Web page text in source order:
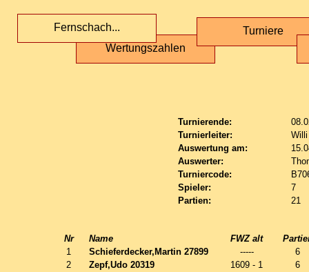
Wertungszahlen
Fernschach... Turniere
Turnierende:
Turnierleiter:
Auswertung am:
Auswerter:
Turniercode:
Spieler:
7
Partien:
21
Nr Name FWZ alt
1
Schieferdecker,Martin 27899 -----
6
2
Zepf,Udo 20319 1609 - 1
6